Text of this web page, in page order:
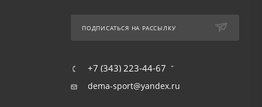
ПОДПИСАТЬСЯ НА РАССЫЛКУ
+7 (343) 223-44-67
dema-sport@yandex.ru